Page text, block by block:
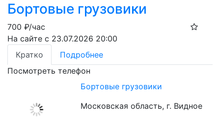
Бортовые грузовики
700 ₽/час
На сайте с 23.07.2026 20:00
Кратко
Подробнее
Посмотреть телефон
Бортовые грузовики
Московская область, г. Видное